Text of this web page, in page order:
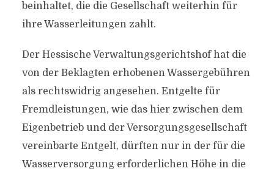
beinhaltet, die die Gesellschaft weiterhin für
ihre Wasserleitungen zahlt.
Der Hessische Verwaltungsgerichtshof hat die
von der Beklagten erhobenen Wassergebühren
als rechtswidrig angesehen. Entgelte für
Fremdleistungen, wie das hier zwischen dem
Eigenbetrieb und der Versorgungsgesellschaft
vereinbarte Entgelt, dürften nur in der für die
Wasserversorgung erforderlichen Höhe in die